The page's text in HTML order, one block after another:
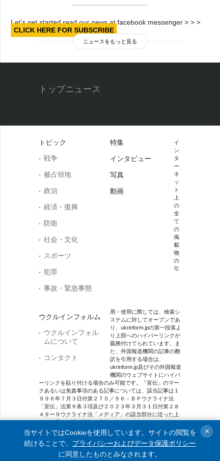
Let’s get started read our news at facebook messenger > > >
CLICK HERE FOR SUBSCRIBE
ニュースをもっと見る
トップニュース
トピック
戦争
被占領地
政治
経済・復興
防衛
社会・文化
スポーツ
犯罪
事故・緊急事態
ウクルインフォルム
ウクルインフォル
ムについて
コンタクト
特集
インタビュー
写真
動画
イ
ン
タ
ー
ネ
ッ
ト
上
の
全
て
の
掲
載
物
の
引
用・使用に際しては、検索シ
ステムに対してオープンであ
り、ukrinform.jpの第一段落よ
り上部へのハイパーリンクが
義務付けてられています。ま
た、外国報道機関の記事の翻
訳を引用する場合は、
ukrinform.jp及びその外国報道
機関のウェブサイトにハイパ
ーリンクを貼り付ける場合のみ可能です。「宣伝」のマー
クあるいは免責事項のある記事については、該当記事は１
９９６年７月３日付第２７０／９６－ＢＰウクライナ法
「宣伝」法第９条３項及び２０２３年３月３１日付第２８
４９ー９ウクライナ法「メディア」の該当部分に従った上
で、合意／会計を根拠に掲載されています。
オンラインメディア主体 メディア識別番号：R40-01421.
© 2015-2026 Ukrinform. All rights reserved.
当サイトではCookieを使用しています。サイトの閲覧を
続けることで、 プライバシーおよびデータ保護ポリシー
に同意したものとみなされます。
×